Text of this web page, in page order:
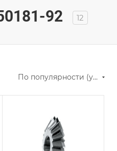
92 12
По популярности (убывание)